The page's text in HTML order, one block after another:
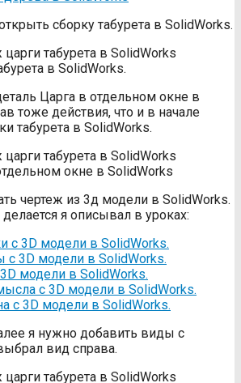
сборку табурета в SolidWorks.
в SolidWorks.
Царга в отдельном окне в
тоже действия, что и в начале
табурета в SolidWorks.
окне в SolidWorks
чертеж из 3д модели в SolidWorks.
я описывал в уроках:
с 3D модели в SolidWorks.
с 3D модели в SolidWorks.
модели в SolidWorks.
с 3D модели в SolidWorks.
с 3D модели в SolidWorks.
я нужно добавить виды с
вид справа.